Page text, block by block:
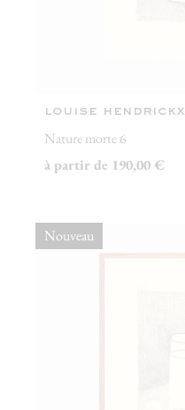
louise hendrickx
Nature morte 6
à partir de 190,00 €
Nouveau